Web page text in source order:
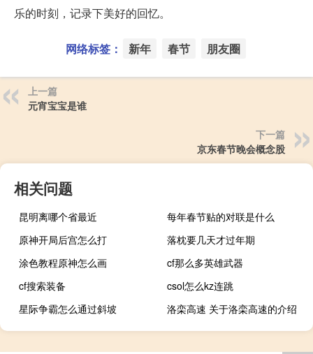
乐的时刻，记录下美好的回忆。
网络标签： 新年 春节 朋友圈
上一篇
元宵宝宝是谁
下一篇
京东春节晚会概念股
相关问题
昆明离哪个省最近
每年春节贴的对联是什么
原神开局后宫怎么打
落枕要几天才过年期
涂色教程原神怎么画
cf那么多英雄武器
cf搜索装备
csol怎么kz连跳
星际争霸怎么通过斜坡
洛栾高速 关于洛栾高速的介绍